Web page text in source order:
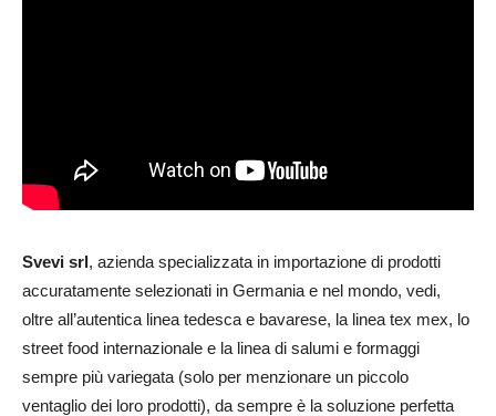
Svevi srl, azienda specializzata in importazione di prodotti
accuratamente selezionati in Germania e nel mondo, vedi,
oltre all’autentica linea tedesca e bavarese, la linea tex mex, lo
street food internazionale e la linea di salumi e formaggi
sempre più variegata (solo per menzionare un piccolo
ventaglio dei loro prodotti), da sempre è la soluzione perfetta